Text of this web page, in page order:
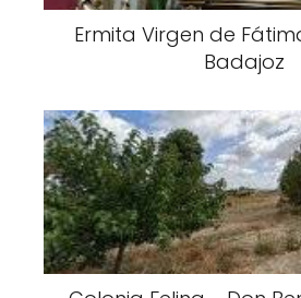
Ermita Virgen de
Badajoz